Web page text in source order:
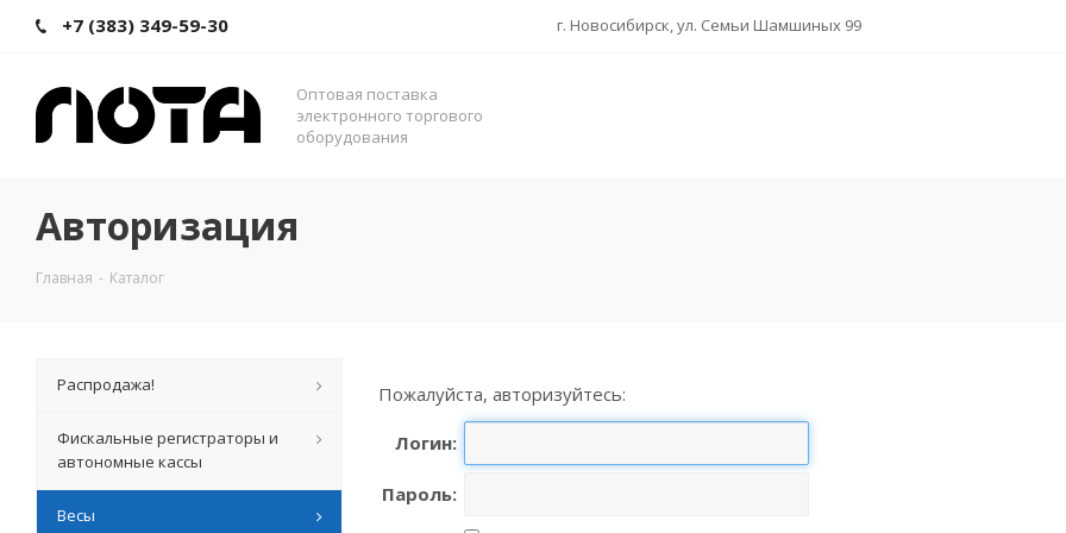
+7 (383) 349-59-30 г. Новосибирск, ул. Семьи Шамшиных 99
Оптовая поставка
электронного торгового
оборудования
Авторизация
Главная - Каталог
Пожалуйста, авторизуйтесь:
Логин:
Пароль:
Распродажа!
Фискальные регистраторы и
автономные кассы
Весы